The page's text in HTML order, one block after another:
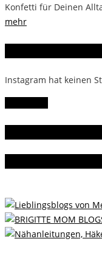
Konfetti für Deinen
mehr
Instagram hat keinen